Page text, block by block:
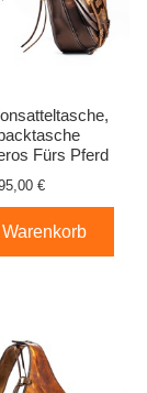
Fürs Pferd
€
Warenkorb